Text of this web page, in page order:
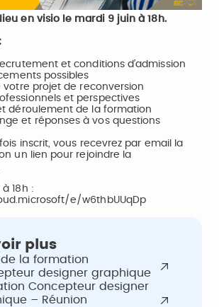
en visio le mardi 9 juin à 18h.
et conditions d’admission
possibles
projet de reconversion
et perspectives
déroulement de la formation
et réponses à vos questions
inscrit, vous recevrez par email la
un lien pour rejoindre la
18h :
e/w6thbUUqDp
plus
de la formation
designer graphique
Concepteur designer
– Réunion